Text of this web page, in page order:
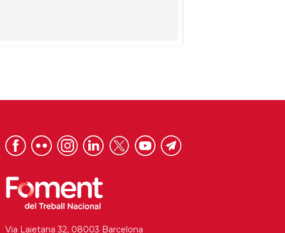
Via Laietana 32, 08003 Barcelona